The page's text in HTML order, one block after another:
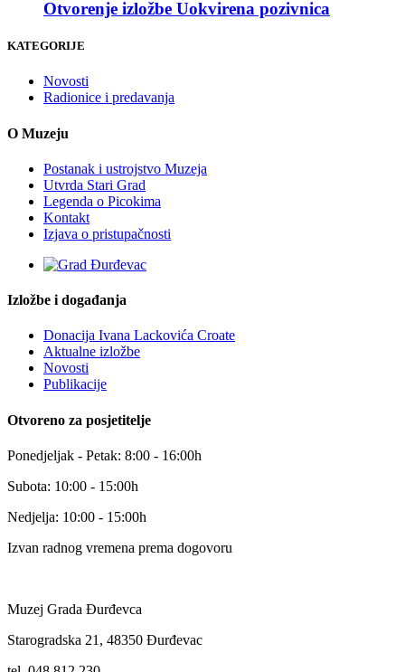
Otvorenje izložbe Uokvirena pozivnica
KATEGORIJE
Novosti
Radionice i predavanja
O Muzeju
Postanak i ustrojstvo Muzeja
Utvrda Stari Grad
Legenda o Picokima
Kontakt
Izjava o pristupačnosti
Izložbe i događanja
Donacija Ivana Lackovića Croate
Aktualne izložbe
Novosti
Publikacije
Otvoreno za posjetitelje
Ponedjeljak - Petak: 8:00 - 16:00h
Subota: 10:00 - 15:00h
Nedjelja: 10:00 - 15:00h
Izvan radnog vremena prema dogovoru
Muzej Grada Đurđevca
Starogradska 21, 48350 Đurđevac